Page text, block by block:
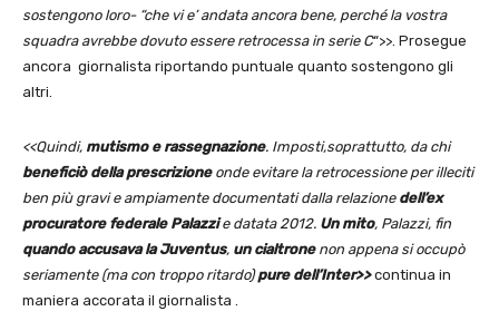
sostengono loro- “che vi e’ andata ancora bene, perché la vostra
squadra avrebbe dovuto essere retrocessa in serie C“>>. Prosegue
ancora giornalista riportando puntuale quanto sostengono gli
altri.
<<Quindi, mutismo e rassegnazione. Imposti,soprattutto, da chi
beneficiò della prescrizioneonde evitare la retrocessione per illeciti
ben più gravi e ampiamente documentati dalla relazione dell’ex
procuratore federale Palazzie datata 2012. Un mito, Palazzi, fin
quando accusava la Juventus, un cialtronenon appena si occupò
seriamente (ma con troppo ritardo)pure dell’Inter>>continua in
maniera accorata il giornalista .